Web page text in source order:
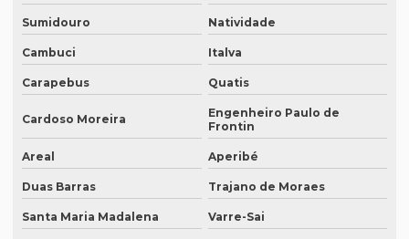
Empresa de tradução de artigos em porto alegre
Empresa de tradução de artigos em recife
Empresa de tradução de artigos em sp
Empresa de tradução brasil
Empresa de tradução de documentos
Sumidouro Natividade
Cambuci Italva
Carapebus Quatis
Cardoso Moreira
Engenheiro Paulo de
Frontin
Areal Aperibé
Duas Barras Trajano de Moraes
Santa Maria Madalena Varre-Sai